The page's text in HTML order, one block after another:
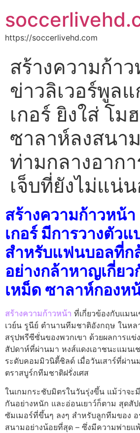
https://soccerlivehd.com
สร้างความก้า
ข่าวลิเวอร์พูล
เกอร์ ยิงใส่ โม
ซาลาห์ลงสนาม
ท่ามกลางอาก
เจ็บที่ยังไม่แน่
สร้างความก้าวหน้า
เกอร์ มีการวางตัวแ
สําหรับแฟนบอลที่ก
อย่างกล้าหาญเกี่ยว
เหม็ด ซาลาห์กองห
สร้างความก้าวหน้า ที่เกี่ยวข้องกับแมน
เวย์น รูนีย์ ตํานานทีมชาติอังกฤษ ในหล
สรุปพรีซีซั่นของพวกเขา ด้วยผลการแ
สัปดาห์ที่ผ่านมา หงส์แดงเอาชนะแมนเ
ระดับคอมมิวนิตี้ชิลด์ เมื่อวันเสาร์ที่ผ่าน
ตราสบูร์กทีมชาติฝรั่งเศส
ในเกมกระชับมิตรในวันรุ่งขึ้น แม้ว่าจะ
กันอย่างหนัก และอ่อนเยาว์ก็ตาม สุดสั
ซัมเมอร์ที่ขึ้นๆ ลงๆ สําหรับลูกทีมของ อ
สนามอย่างน้อยที่สุด – ซึ่งมีความพ่ายแ